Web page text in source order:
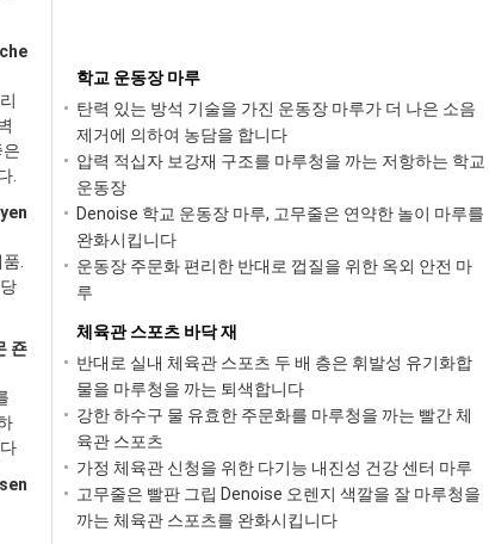
.
.
죤
학교 운동장 마루
탄력 있는 방석 기술을 가진 운동장 마루가 더 나은 소음
제거에 의하여 농담을 합니다
압력 적십자 보강재 구조를 마루청을 까는 저항하는 학교
운동장
Denoise 학교 운동장 마루, 고무줄은 연약한 놀이 마루를
완화시킵니다
운동장 주문화 편리한 반대로 껍질을 위한 옥외 안전 마
루
체육관 스포츠 바닥 재
반대로 실내 체육관 스포츠 두 배 층은 휘발성 유기화합
물을 마루청을 까는 퇴색합니다
강한 하수구 물 유효한 주문화를 마루청을 까는 빨간 체
육관 스포츠
가정 체육관 신청을 위한 다기능 내진성 건강 센터 마루
고무줄은 빨판 그립 Denoise 오렌지 색깔을 잘 마루청을
까는 체육관 스포츠를 완화시킵니다